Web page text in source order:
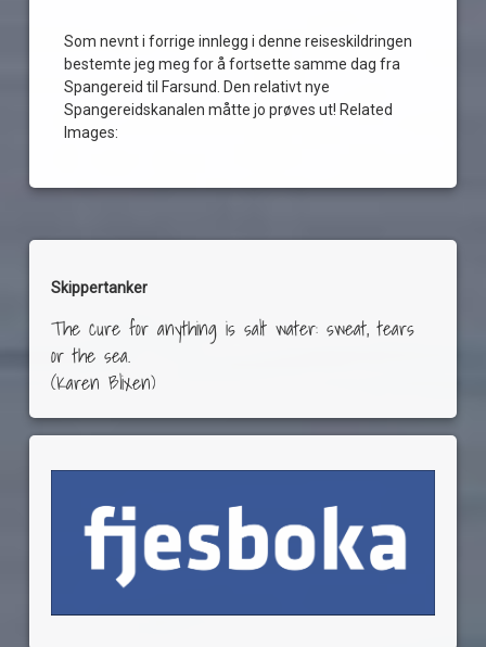
Som nevnt i forrige innlegg i denne reiseskildringen
bestemte jeg meg for å fortsette samme dag fra
Spangereid til Farsund. Den relativt nye
Spangereidskanalen måtte jo prøves ut! Related
Images:
Skippertanker
The cure for anything is salt water: sweat, tears
or the sea.
(Karen Blixen)